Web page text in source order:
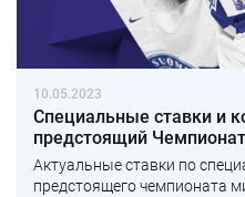
10.05.2023
Специальные ставки и
предстоящий
Актуальные ставки по
предстоящего чемпионата